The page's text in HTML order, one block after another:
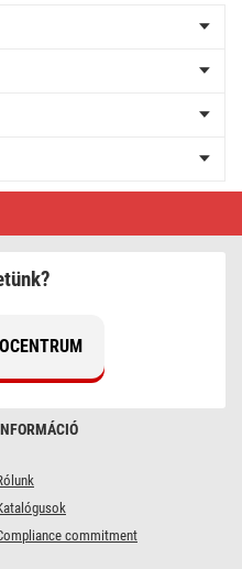
commitment